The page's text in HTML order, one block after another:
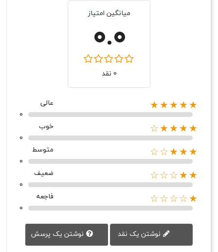
میانگین امتیاز
0.0
0 نقد
★★★★★
عالی
0
★★★★☆
خوب
0
★★★☆☆
متوسط
0
★★☆☆☆
ضعیف
0
★☆☆☆☆
فاجعه
0
نوشتن یک پرسش